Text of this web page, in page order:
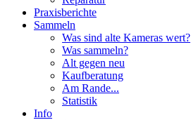
Praxisberichte
Sammeln
Was sind alte Kameras wert?
Was sammeln?
Alt gegen neu
Kaufberatung
Am Rande...
Statistik
Info